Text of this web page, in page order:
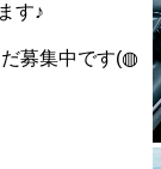
す♪
募集中です(◍